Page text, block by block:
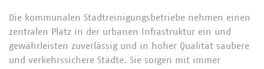
Die kommunalen Stadtreinigungsbetriebe nehmen einen
zentralen Platz in der urbanen Infrastruktur ein und
gewährleisten zuverlässig und in hoher Qualität saubere
und verkehrssichere Städte. Sie sorgen mit immer